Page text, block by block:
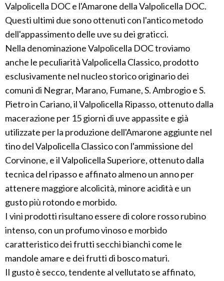
Valpolicella DOC e l'Amarone della Valpolicella DOC.
Questi ultimi due sono ottenuti con l'antico metodo
dell'appassimento delle uve su dei graticci.
Nella denominazione Valpolicella DOC troviamo
anche le peculiarità Valpolicella Classico, prodotto
esclusivamente nel nucleo storico originario dei
comuni di Negrar, Marano, Fumane, S. Ambrogio e S.
Pietro in Cariano, il Valpolicella Ripasso, ottenuto dalla
macerazione per 15 giorni di uve appassite e già
utilizzate per la produzione dell'Amarone aggiunte nel
tino del Valpolicella Classico con l'ammissione del
Corvinone, e il Valpolicella Superiore, ottenuto dalla
tecnica del ripasso e affinato almeno un anno per
attenere maggiore alcolicità, minore acidità e un
gusto più rotondo e morbido.
I vini prodotti risultano essere di colore rosso rubino
intenso, con un profumo vinoso e morbido
caratteristico dei frutti secchi bianchi come le
mandole amare e dei frutti di bosco maturi.
Il gusto è secco, tendente al vellutato se affinato,